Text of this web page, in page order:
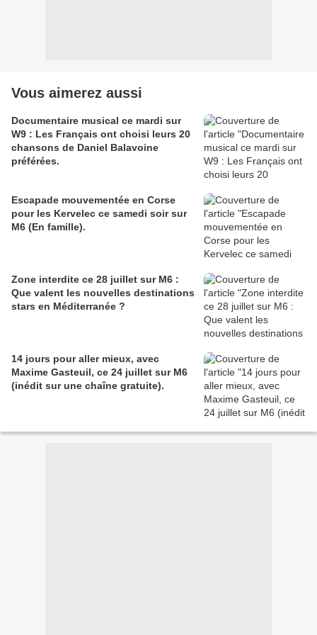
Vous aimerez aussi
Documentaire musical ce mardi sur
W9 : Les Français ont choisi leurs 20
chansons de Daniel Balavoine
préférées.
Escapade mouvementée en Corse
pour les Kervelec ce samedi soir sur
M6 (En famille).
Zone interdite ce 28 juillet sur M6 :
Que valent les nouvelles destinations
stars en Méditerranée ?
14 jours pour aller mieux, avec
Maxime Gasteuil, ce 24 juillet sur M6
(inédit sur une chaîne gratuite).